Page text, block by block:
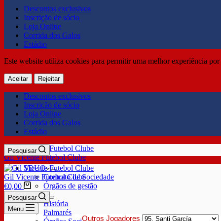
Descontos exclusivos
Inscrição de sócio
Loja Online
Corrida dos Galos
Estádio
Este website utiliza cookies para permitir uma melhor experiência
Aceitar Rejeitar
Descontos exclusivos
Inscrição de sócio
Loja Online
Corrida dos Galos
Estádio
Gil Vicente Futebol Clube
Pesquisar
SDUQ
Contrato de Sociedade
Órgãos de gestão
Clube
História
Palmarés
Gil Vicente Futebol Clube
€0,00
Pesquisar
Menu
Outros Jogadores